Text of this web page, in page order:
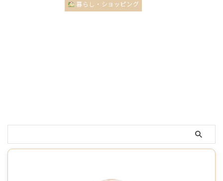
暮らし・ショッピング